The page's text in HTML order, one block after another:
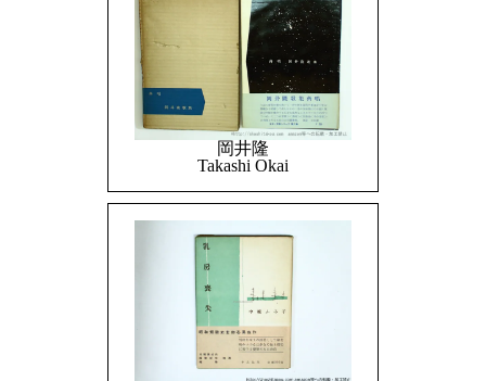
岡井隆
Takashi Okai